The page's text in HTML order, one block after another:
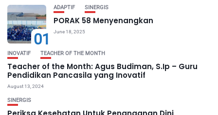
01
ADAPTIF SINERGIS
PORAK 58 Menyenangkan
June 18, 2025
INOVATIF TEACHER OF THE MONTH
Teacher of the Month: Agus Budiman, S.Ip – Guru
Pendidikan Pancasila yang Inovatif
August 13, 2024
SINERGIS